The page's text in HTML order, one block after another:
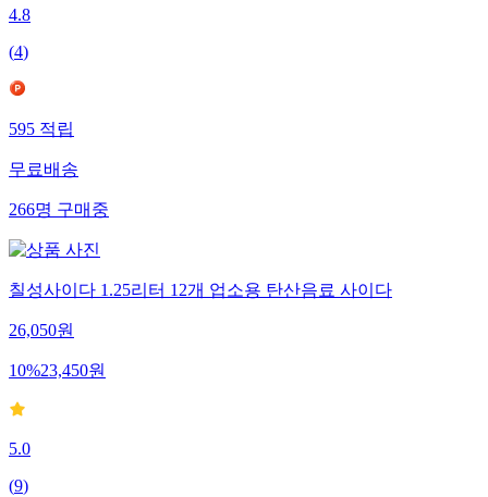
4.8
(4)
595 적립
무료배송
266명 구매중
칠성사이다 1.25리터 12개 업소용 탄산음료 사이다
26,050원
10%23,450원
5.0
(9)